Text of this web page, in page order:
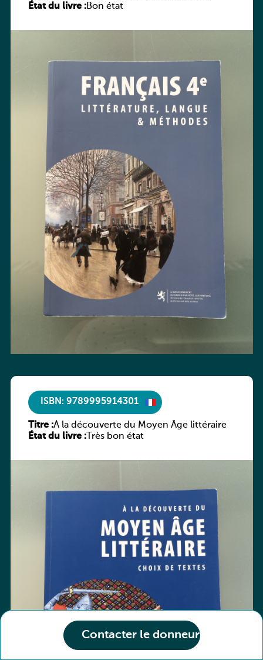
Contacter le donneur
méthodes
État du livre :Bon état
ISBN: 9789995914301
Titre :À la découverte du Moyen Âge littéraire
État du livre :Très bon état